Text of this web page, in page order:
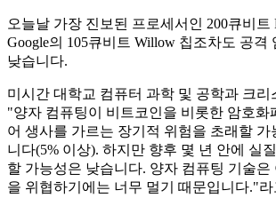
오늘날 가장 진보된 프로세서인 200큐비트
Google의 105큐비트 Willow 칩조차도 공격
낮습니다.
미시간 대학교 컴퓨터 과학 및 공학과 크리
"양자 컴퓨팅이 비트코인을 비롯한 암호화
어 생사를 가르는 장기적 위험을 초래할 가
니다(5% 이상). 하지만 향후 몇 년 안에 실
할 가능성은 낮습니다. 양자 컴퓨팅 기술은
을 위협하기에는 너무 멀기 때문입니다."